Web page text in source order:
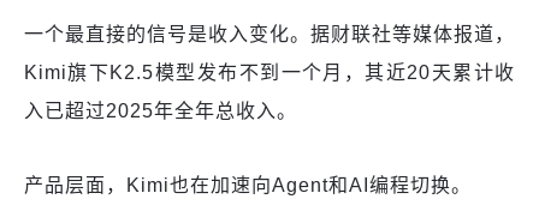
一个最直接的信号是收入变化。据财联社等媒体报道，
Kimi旗下K2.5模型发布不到一个月，其近20天累计收
入已超过2025年全年总收入。
产品层面，Kimi也在加速向Agent和AI编程切换。